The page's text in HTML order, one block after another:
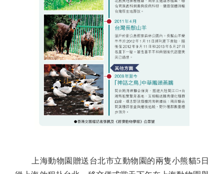
上海動物園贈送台北市立動物園的兩隻小熊貓5日